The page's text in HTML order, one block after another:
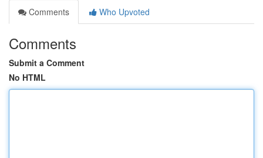
Comments
Who Upvoted
Comments
Submit a Comment
No HTML